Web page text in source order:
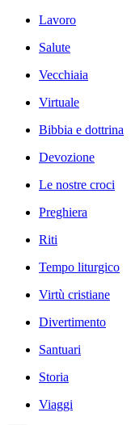
Lavoro
Salute
Vecchiaia
Virtuale
Bibbia e dottrina
Devozione
Le nostre croci
Preghiera
Riti
Tempo liturgico
Virtù cristiane
Divertimento
Santuari
Storia
Viaggi